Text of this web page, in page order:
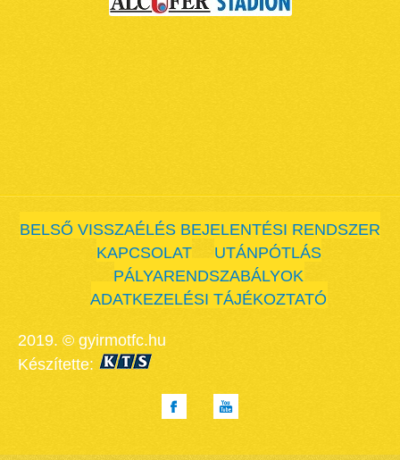
BELSŐ VISSZAÉLÉS BEJELENTÉSI RENDSZER
KAPCSOLAT
UTÁNPÓTLÁS
PÁLYARENDSZABÁLYOK
ADATKEZELÉSI TÁJÉKOZTATÓ
2019. © gyirmotfc.hu
Készítette: